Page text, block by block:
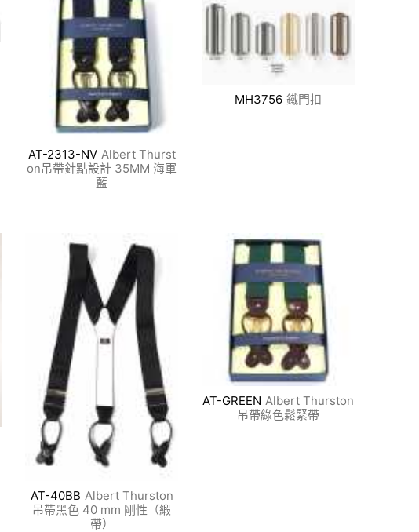
AT-2313-NV Albert Thurst
on吊帶針點設計 35MM 海軍
藍
MH3756 鐵門扣
AT-40BB Albert Thurston
吊帶黑色 40 mm 剛性（緞
帶）
AT-GREEN Albert Thurston
吊帶綠色鬆​​緊帶